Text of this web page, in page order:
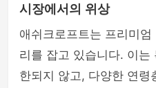
시장에서의 위상
애쉬크로프트는 프리미
리를 잡고 있습니다. 이는
한되지 않고, 다양한 연령